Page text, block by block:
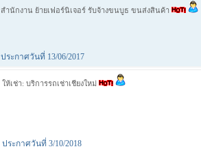
สำนักงาน ย้ายเฟอร์นิเจอร์ รับจ้างขนบูธ ขนส่งสินค้า
ประกาศวันที่ 13/06/2017
ให้เช่า: บริการรถเช่าเชียงใหม่
ประกาศวันที่ 3/10/2018